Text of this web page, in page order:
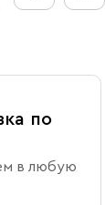
по
в любую